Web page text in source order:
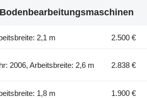
2,1 m 2.500 €
2006, Arbeitsbreite: 2,6 m 2.838 €
1,8 m 1.900 €